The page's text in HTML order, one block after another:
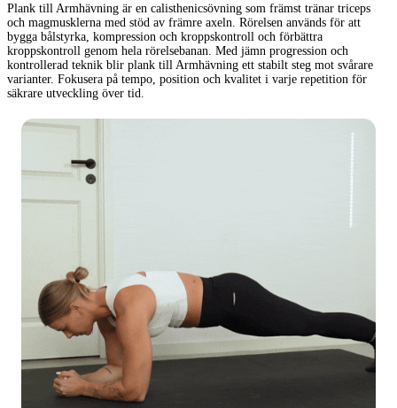
Plank till Armhävning är en calisthenicsövning som främst tränar triceps
och magmusklerna med stöd av främre axeln. Rörelsen används för att
bygga bålstyrka, kompression och kroppskontroll och förbättra
kroppskontroll genom hela rörelsebanan. Med jämn progression och
kontrollerad teknik blir plank till Armhävning ett stabilt steg mot svårare
varianter. Fokusera på tempo, position och kvalitet i varje repetition för
säkrare utveckling över tid.